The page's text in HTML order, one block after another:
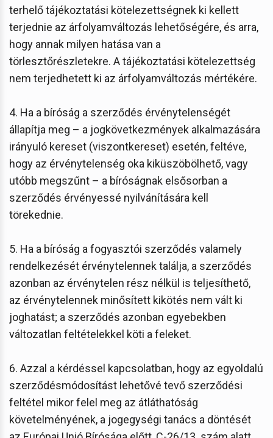
terhelő tájékoztatási kötelezettségnek ki kellett
terjednie az árfolyamváltozás lehetőségére, és arra,
hogy annak milyen hatása van a
törlesztőrészletekre. A tájékoztatási kötelezettség
nem terjedhetett ki az árfolyamváltozás mértékére.
4. Ha a bíróság a szerződés érvénytelenségét
állapítja meg – a jogkövetkezmények alkalmazására
irányuló kereset (viszontkereset) esetén, feltéve,
hogy az érvénytelenség oka kiküszöbölhető, vagy
utóbb megszűnt – a bíróságnak elsősorban a
szerződés érvényessé nyilvánítására kell
törekednie.
5. Ha a bíróság a fogyasztói szerződés valamely
rendelkezését érvénytelennek találja, a szerződés
azonban az érvénytelen rész nélkül is teljesíthető,
az érvénytelennek minősített kikötés nem vált ki
joghatást; a szerződés azonban egyebekben
változatlan feltételekkel köti a feleket.
6. Azzal a kérdéssel kapcsolatban, hogy az egyoldalú
szerződésmódosítást lehetővé tevő szerződési
feltétel mikor felel meg az átláthatóság
követelményének, a jogegységi tanács a döntését